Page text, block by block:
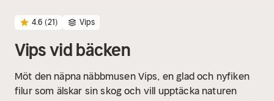
4.6 (21) Vips
Vips vid bäcken
Möt den näpna näbbmusen Vips, en glad och nyfiken
filur som älskar sin skog och vill upptäcka naturen